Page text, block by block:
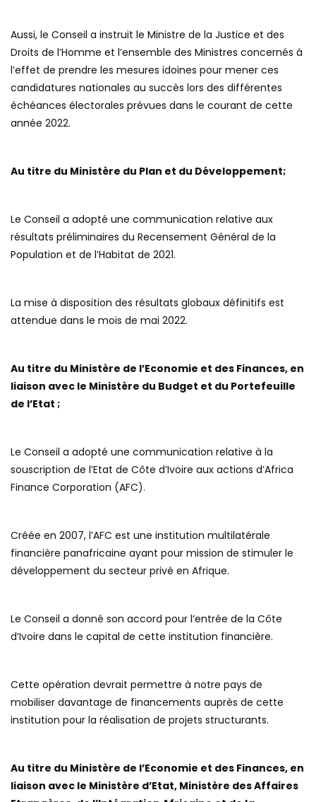
Aussi, le Conseil a instruit le Ministre de la Justice et des
Droits de l’Homme et l’ensemble des Ministres concernés à
l’effet de prendre les mesures idoines pour mener ces
candidatures nationales au succès lors des différentes
échéances électorales prévues dans le courant de cette
année 2022.
Au titre du Ministère du Plan et du Développement;
Le Conseil a adopté une communication relative aux
résultats préliminaires du Recensement Général de la
Population et de l’Habitat de 2021.
La mise à disposition des résultats globaux définitifs est
attendue dans le mois de mai 2022.
Au titre du Ministère de l’Economie et des Finances, en
liaison avec le Ministère du Budget et du Portefeuille
de l’Etat ;
Le Conseil a adopté une communication relative à la
souscription de l’Etat de Côte d’Ivoire aux actions d’Africa
Finance Corporation (AFC).
Créée en 2007, l’AFC est une institution multilatérale
financière panafricaine ayant pour mission de stimuler le
développement du secteur privé en Afrique.
Le Conseil a donné son accord pour l’entrée de la Côte
d’Ivoire dans le capital de cette institution financière.
Cette opération devrait permettre à notre pays de
mobiliser davantage de financements auprès de cette
institution pour la réalisation de projets structurants.
Au titre du Ministère de l’Economie et des Finances, en
liaison avec le Ministère d’Etat, Ministère des Affaires